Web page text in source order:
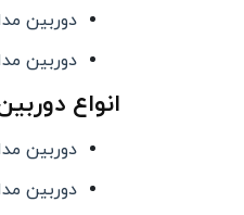
دوربین
دوربین
انواع
دوربین
دوربین